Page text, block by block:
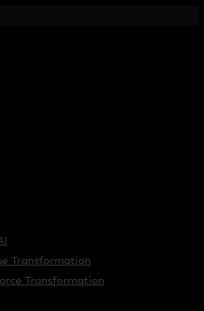
Transformation
Transformation